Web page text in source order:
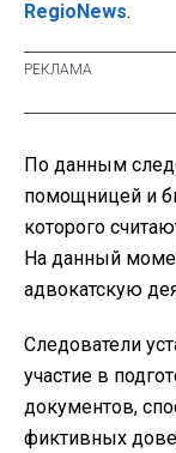
RegioNews.
По данным
помощницей и
которого
На данный
адвокатскую
Следователи
участие в
документов,
фиктивных